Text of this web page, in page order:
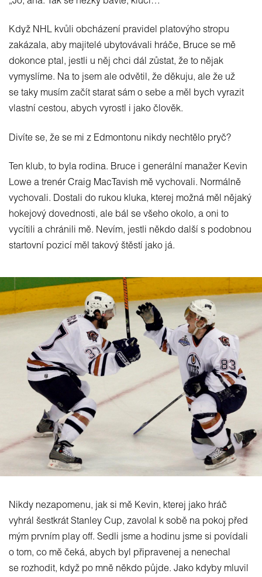
Když NHL kvůli obcházení pravidel platovýho stropu
zakázala, aby majitelé ubytovávali hráče, Bruce se mě
dokonce ptal, jestli u něj chci dál zůstat, že to nějak
vymyslíme. Na to jsem ale odvětil, že děkuju, ale že už
se taky musím začít starat sám o sebe a měl bych vyrazit
vlastní cestou, abych vyrostl i jako člověk.
Divíte se, že se mi z Edmontonu nikdy nechtělo pryč?
Ten klub, to byla rodina. Bruce i generální manažer Kevin
Lowe a trenér Craig MacTavish mě vychovali. Normálně
vychovali. Dostali do rukou kluka, kterej možná měl nějaký
hokejový dovednosti, ale bál se všeho okolo, a oni to
vycítili a chránili mě. Nevím, jestli někdo další s podobnou
startovní pozicí měl takový štěstí jako já.
Nikdy nezapomenu, jak si mě Kevin, kterej jako hráč
vyhrál šestkrát Stanley Cup, zavolal k sobě na pokoj před
mým prvním play off. Sedli jsme a hodinu jsme si povídali
o tom, co mě čeká, abych byl připravenej a nenechal
se rozhodit, když po mně někdo půjde. Jako kdyby mluvil